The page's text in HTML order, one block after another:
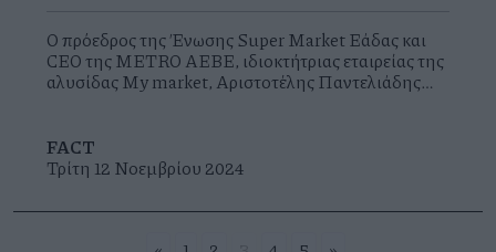
O πρόεδρος της Ένωσης Super Market Ελλάδας και
CEO της METRO ΑΕΒΕ, ιδιοκτήτριας εταιρείας της
αλυσίδας My market, Αριστοτέλης Παντελιάδης
τη διαπραγμάτευση της κυβέρνησης με τις αλυσίδες
για τον τρόπο αναγραφής και διαφήμισης των
προσφορών στο ράφι. Με το άρθρο του εξηγεί τι
αφορά το θέμα και καταγράφει τις θέσεις του κλάδου
FACT
Τρίτη 12 Νοεμβρίου 2024